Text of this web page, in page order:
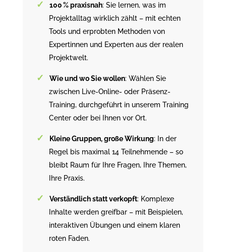
100 % praxisnah: Sie lernen, was im
Projektalltag wirklich zählt – mit echten
Tools und erprobten Methoden von
Expertinnen und Experten aus der realen
Projektwelt.
Wie und wo Sie wollen: Wählen Sie
zwischen Live-Online- oder Präsenz-
Training, durchgeführt in unserem Training
Center oder bei Ihnen vor Ort.
Kleine Gruppen, große Wirkung: In der
Regel bis maximal 14 Teilnehmende – so
bleibt Raum für Ihre Fragen, Ihre Themen,
Ihre Praxis.
Verständlich statt verkopft: Komplexe
Inhalte werden greifbar – mit Beispielen,
interaktiven Übungen und einem klaren
roten Faden.